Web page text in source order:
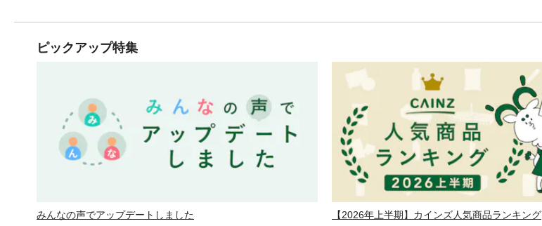
ピックアップ特集
みんなの声でアップデートしました 【2026年上半期】カインズ人気商品ランキング